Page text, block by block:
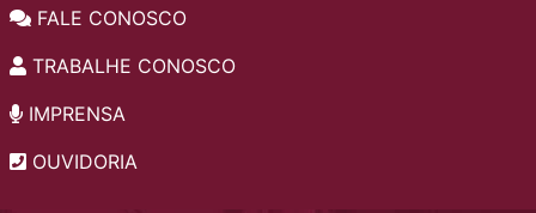
FALE CONOSCO
TRABALHE CONOSCO
IMPRENSA
OUVIDORIA